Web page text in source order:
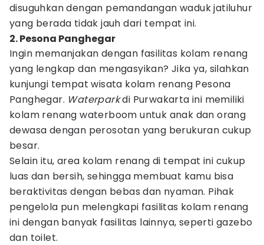
disuguhkan dengan pemandangan waduk jatiluhur
yang berada tidak jauh dari tempat ini.
2. Pesona Panghegar
Ingin memanjakan dengan fasilitas kolam renang
yang lengkap dan mengasyikan? Jika ya, silahkan
kunjungi tempat wisata kolam renang Pesona
Panghegar. Waterparkdi Purwakarta ini memiliki
kolam renang waterboom untuk anak dan orang
dewasa dengan perosotan yang berukuran cukup
besar.
Selain itu, area kolam renang di tempat ini cukup
luas dan bersih, sehingga membuat kamu bisa
beraktivitas dengan bebas dan nyaman. Pihak
pengelola pun melengkapi fasilitas kolam renang
ini dengan banyak fasilitas lainnya, seperti gazebo
dan toilet.